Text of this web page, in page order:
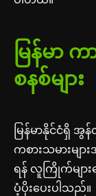
မြန်မာ
စနစ်များ
မြန်မာနိုင်ငံရှိ အွ
ကစားသမားမ
ရန် လူကြိုက်များ
ပံ့ပိုးပေးပါသည်။